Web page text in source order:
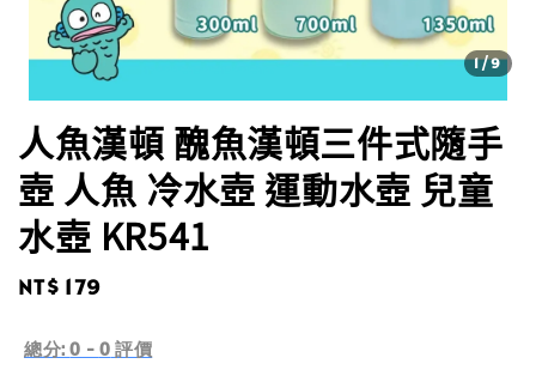
1/9
人魚漢頓 醜魚漢頓三件式隨手
壺 人魚 冷水壺 運動水壺 兒童
水壺 KR541
Regular
NT$ 179
總分:0 - 0 評價